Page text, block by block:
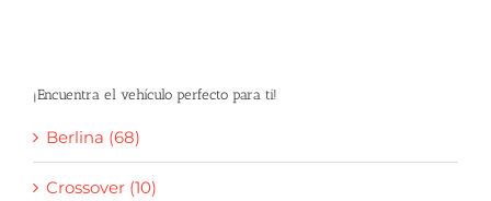
¡Encuentra el vehículo perfecto para ti!
Berlina (68)
Crossover (10)